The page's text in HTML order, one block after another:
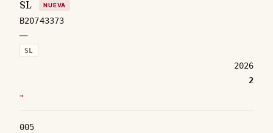
SL
NUEVA
B20743373
—
SL
2026
2
→
005